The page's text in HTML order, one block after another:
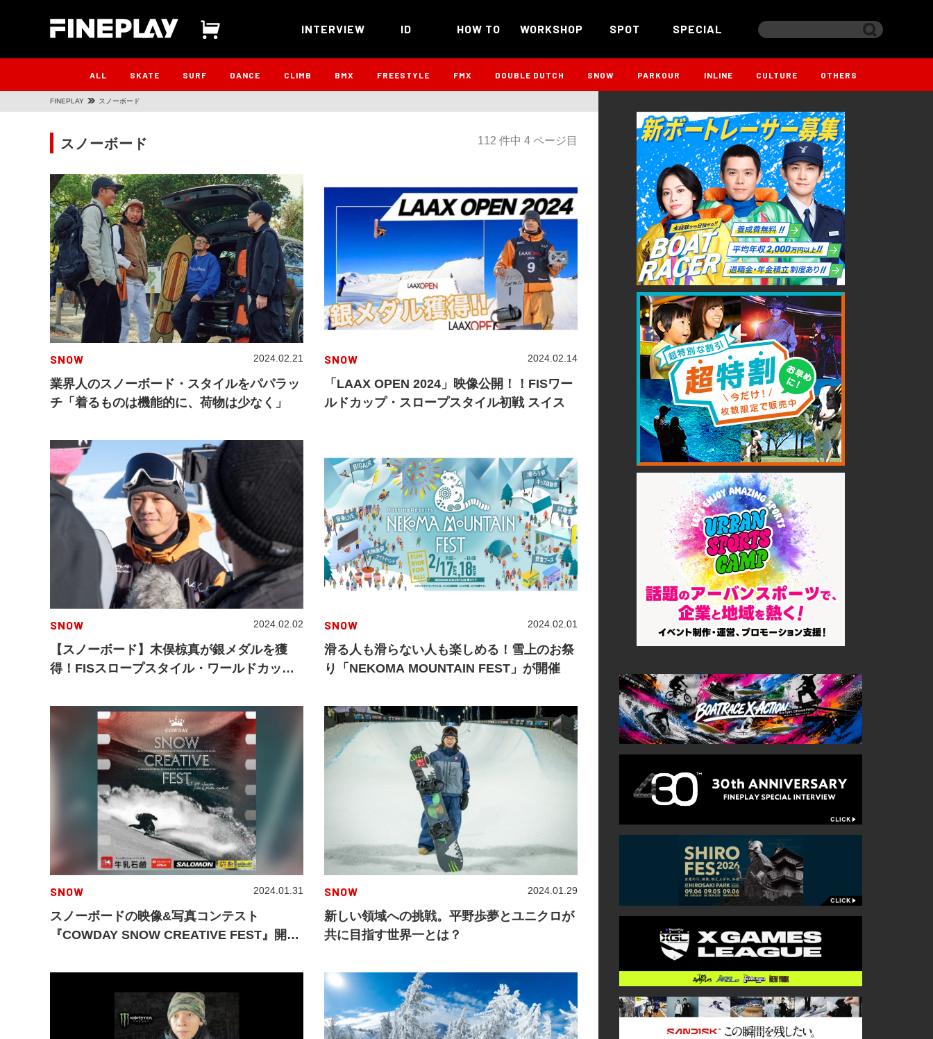
INTERVIEW ID HOW TO WORKSHOP SPOT SPECIAL
ALL SKATE SURF DANCE CLIMB BMX FREESTYLE FMX DOUBLE DUTCH SNOW PARKOUR INLINE CULTURE OTHERS
FINEPLAY スノーボード
112 件中 4 ページ目
スノーボード
SNOW
業界人のスノーボード・スタイルをパパラッ
チ「着るものは機能的に、荷物は少なく」
2024.02.21 SNOW
「LAAX OPEN 2024」映像公開！！FISワー
ルドカップ・スロープスタイル初戦 スイス
2024.02.14
SNOW
【スノーボード】木俣椋真が銀メダルを獲
得！FISスロープスタイル・ワールドカップ
2024.02.02 SNOW
滑る人も滑らない人も楽しめる！雪上のお祭
り「NEKOMA MOUNTAIN FEST」が開催
2024.02.01
SNOW
スノーボードの映像&写真コンテスト
『COWDAY SNOW CREATIVE FEST』開催
2024.01.31 SNOW
新しい領域への挑戦。平野歩夢とユニクロが
共に目指す世界一とは？
2024.01.29